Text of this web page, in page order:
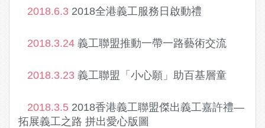
2018.6.3 2018全港義工服務日啟動禮
2018.3.24 義工聯盟推動一帶一路藝術交流
2018.3.23 義工聯盟「小心願」助百基層童
2018.3.5 2018香港義工聯盟傑出義工嘉許禮—
拓展義工之路 拼出愛心版圖